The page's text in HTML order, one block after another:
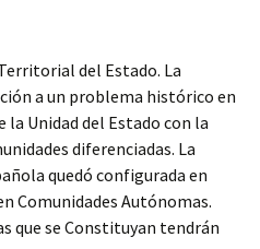
del Estado. La
a un problema histórico en
Unidad del Estado con la
diferenciadas. La
quedó configurada en
Comunidades Autónomas.
que se Constituyan tendrán